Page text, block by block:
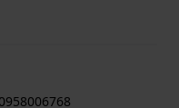
3+2.